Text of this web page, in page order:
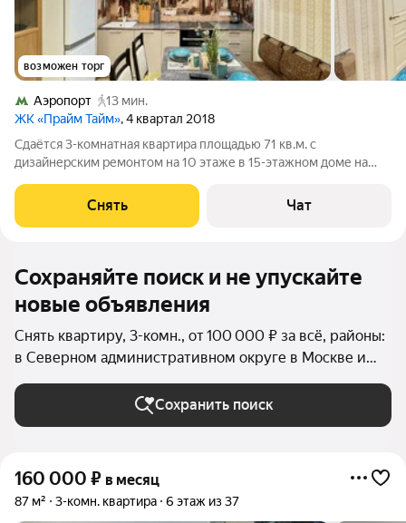
возможен торг
Аэропорт
13 мин.
ЖК «Прайм Тайм», 4 квартал 2018
Сдаётся 3-комнатная квартира площадью 71 кв.м. с
дизайнерским ремонтом на 10 этаже в 15-этажном доме на
Стиральная машина Холодильник Посудомоечная машина
Кондиционер Дом - монолитный,
Снять Чат
Сохраняйте поиск и не упускайте
новые объявления
Снять квартиру, 3-комн., от 100 000 ₽ за всё, районы:
в Северном административном округе в Москве и
МО
Сохранить поиск
160 000 ₽ в месяц
87 м² 3-комн. квартира 6 этаж из 37